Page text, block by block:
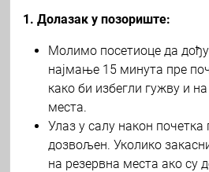
1. Долазак у позориште:
Молимо посетиоце да
најмање 15 минута пре
како би избегли гужву и
места.
Улаз у салу након почетка
дозвољен. Уколико
на резервна места ако су